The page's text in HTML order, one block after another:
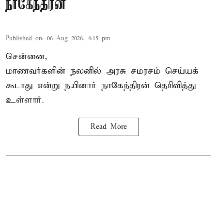
நாகேந்திரன்
Published on: 06 Aug 2026, 4:15 pm
சென்னை,
மாணவர்களின் நலனில் அரசு சமரசம் செய்யக்
கூடாது என்று நயினார் நாகேந்திரன் தெரிவித்து
உள்ளார்.
Read More